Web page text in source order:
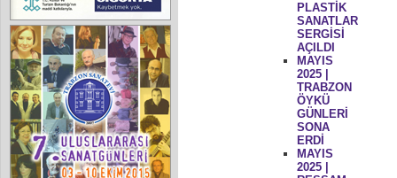
PLASTİK
SANATLAR
SERGİSİ
AÇILDI
MAYIS
2025 |
TRABZON
ÖYKÜ
GÜNLERİ
SONA
ERDİ
MAYIS
2025 |